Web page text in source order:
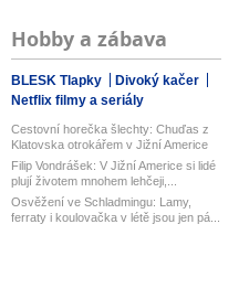
Hobby a zábava
BLESK Tlapky
Divoký kačer
Netflix filmy a seriály
Cestovní horečka šlechty: Chuďas z
Klatovska otrokářem v Jižní Americe
Filip Vondrášek: V Jižní Americe si lidé
plují životem mnohem lehčeji,...
Osvěžení ve Schladmingu: Lamy,
ferraty i koulovačka v létě jsou jen pá...